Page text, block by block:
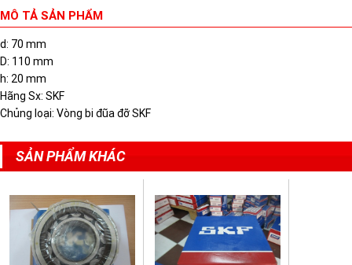
MÔ TẢ SẢN PHẨM
d: 70 mm
D: 110 mm
h: 20 mm
Hãng Sx: SKF
Chủng loại: Vòng bi đũa đỡ SKF
SẢN PHẨM KHÁC